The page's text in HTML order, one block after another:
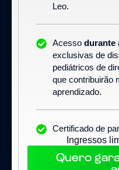
Leo.
Acesso durante
exclusivas de
pediátricos de
que contribuirão
aprendizado.
Certificado de
Ingressos
Quero